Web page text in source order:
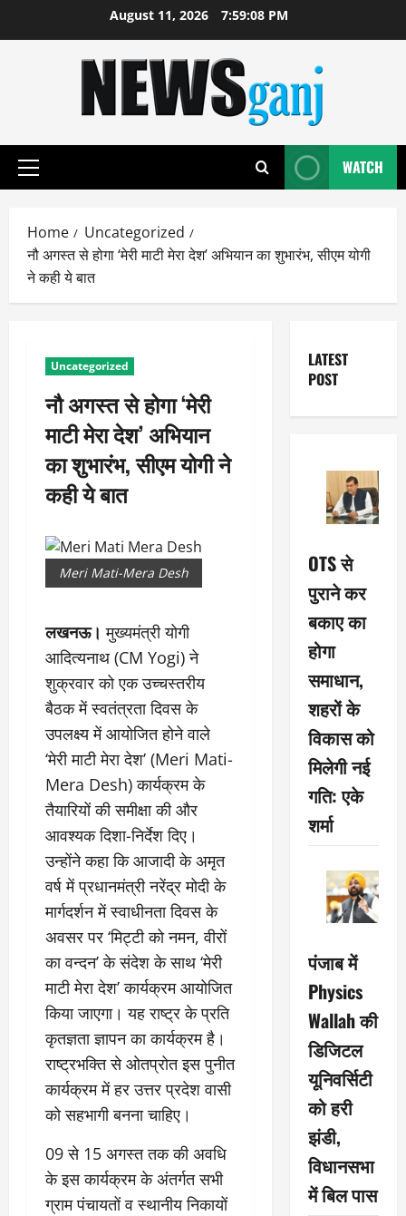
August 11, 2026 7:59:08 PM
Primary
WATCH
Home
Uncategorized
नौ अगस्त से होगा ‘मेरी माटी मेरा देश’ अभियान का शुभारंभ, सीएम योगी
ने कही ये बात
Uncategorized
नौ अगस्त से होगा ‘मेरी
माटी मेरा देश’ अभियान
का शुभारंभ, सीएम योगी ने
कही ये बात
Meri Mati-Mera Desh
लखनऊ। मुख्यमंत्री योगी
आदित्यनाथ (CM Yogi) ने
शुक्रवार को एक उच्चस्तरीय
बैठक में स्वतंत्रता दिवस के
उपलक्ष्य में आयोजित होने वाले
‘मेरी माटी मेरा देश’ (Meri Mati-
Mera Desh) कार्यक्रम के
तैयारियों की समीक्षा की और
आवश्यक दिशा-निर्देश दिए।
उन्होंने कहा कि आजादी के अमृत
वर्ष में प्रधानमंत्री नरेंद्र मोदी के
मार्गदर्शन में स्वाधीनता दिवस के
अवसर पर ‘मिट्टी को नमन, वीरों
का वन्दन’ के संदेश के साथ ‘मेरी
माटी मेरा देश’ कार्यक्रम आयोजित
किया जाएगा। यह राष्ट्र के प्रति
कृतज्ञता ज्ञापन का कार्यक्रम है।
राष्ट्रभक्ति से ओतप्रोत इस पुनीत
कार्यक्रम में हर उत्तर प्रदेश वासी
को सहभागी बनना चाहिए।
09 से 15 अगस्त तक की अवधि
के इस कार्यक्रम के अंतर्गत सभी
ग्राम पंचायतों व स्थानीय निकायों
LATEST
POST
OTS से
पुराने कर
बकाए का
होगा
समाधान,
शहरों के
विकास को
मिलेगी नई
गति: एके
शर्मा
पंजाब में
Physics
Wallah की
डिजिटल
यूनिवर्सिटी
को हरी
झंडी,
विधानसभा
में बिल पास